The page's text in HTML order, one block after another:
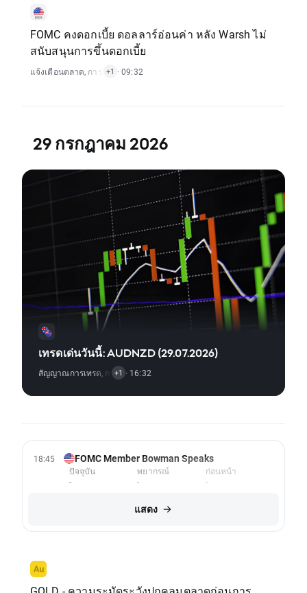
FOMC คงดอกเบี้ย ดอลลาร์อ่อนค่า หลัง Warsh ไม่
สนับสนุนการขึ้นดอกเบี้ย
แจ้งเตือนตลาด, การวิเคราะห์ทางเทคนิค
+1 · 09:32
29 กรกฎาคม 2026
เทรดเด่นวันนี้: AUDNZD (29.07.2026)
สัญญาณการเทรด การวิเคราะห์ทางเทคนิค
+1 · 16:32
18:45 FOMC Member Bowman Speaks
ปัจจุบัน
-
พยากรณ์
-
ก่อนหน้า
-
แสดง